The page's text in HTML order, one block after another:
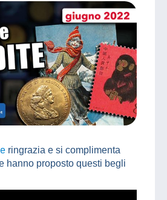
ringrazia e si complimenta
hanno proposto questi begli